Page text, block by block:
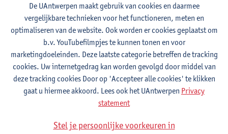
Contact
Campus Middelheim
Middelheimlaan 1
De UAntwerpen maakt gebruik van cookies en daarmee
vergelijkbare technieken voor het functioneren, meten en
optimaliseren van de website. Ook worden er cookies geplaatst om
b.v. YouTubefilmpjes te kunnen tonen en voor
marketingdoeleinden. Deze laatste categorie betreffen de tracking
cookies. Uw internetgedrag kan worden gevolgd door middel van
deze tracking cookies Door op 'Accepteer alle cookies' te klikken
gaat u hiermee akkoord. Lees ook het UAntwerpen Privacy
statement
Stel je persoonlijke voorkeuren in